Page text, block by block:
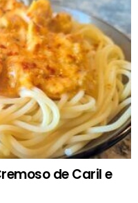
de Caril e